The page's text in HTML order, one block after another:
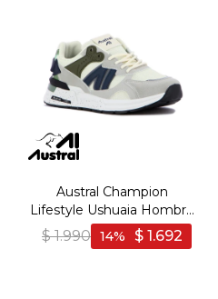
Austral Champion
Lifestyle Ushuaia Hombre
- Gris/Marino - Gris-Marino
$ 1.990 $ 1.692
14